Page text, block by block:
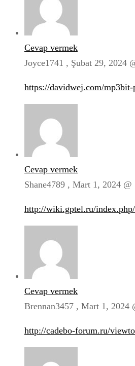
Cevap vermek
Joyce1741 , Şubat 29, 2024
https://davidwej.com/
Cevap vermek
Shane4789 , Mart 1, 2024 @
http://wiki.gptel.ru/
Cevap vermek
Brennan3457 , Mart 1, 2024
http://cadebo-forum.ru/